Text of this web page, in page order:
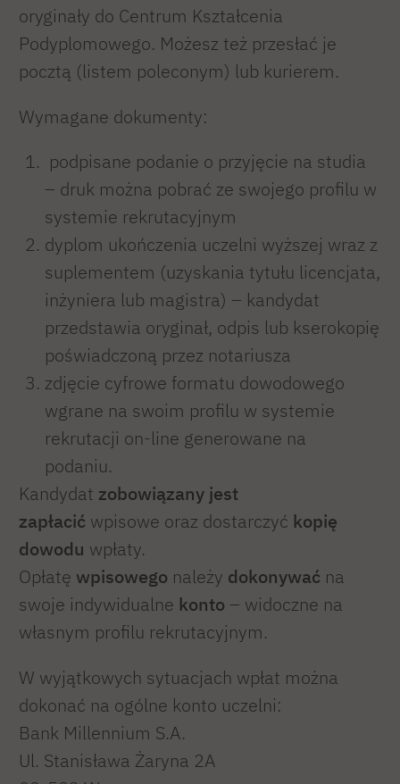
oryginały do Centrum Kształcenia
Podyplomowego. Możesz też przesłać je
pocztą (listem poleconym) lub kurierem.
Wymagane dokumenty:
podpisane podanie o przyjęcie na studia
– druk można pobrać ze swojego profilu w
systemie rekrutacyjnym
dyplom ukończenia uczelni wyższej wraz z
suplementem (uzyskania tytułu licencjata,
inżyniera lub magistra) – kandydat
przedstawia oryginał, odpis lub kserokopię
poświadczoną przez notariusza
zdjęcie cyfrowe formatu dowodowego
wgrane na swoim profilu w systemie
rekrutacji on-line generowane na
podaniu.
Kandydat zobowiązany jest
zapłacić wpisowe oraz dostarczyć kopię
dowodu wpłaty.
Opłatę wpisowego należy dokonywać na
swoje indywidualne konto – widoczne na
własnym profilu rekrutacyjnym.
W wyjątkowych sytuacjach wpłat można
dokonać na ogólne konto uczelni:
Bank Millennium S.A.
Ul. Stanisława Żaryna 2A